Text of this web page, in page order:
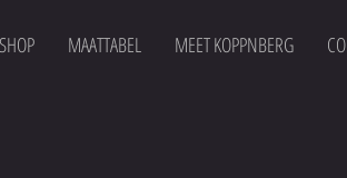
SHOP MAATTABEL MEET KOPPNBERG